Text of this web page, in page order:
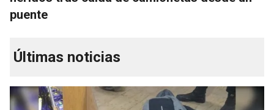
puente
Últimas noticias